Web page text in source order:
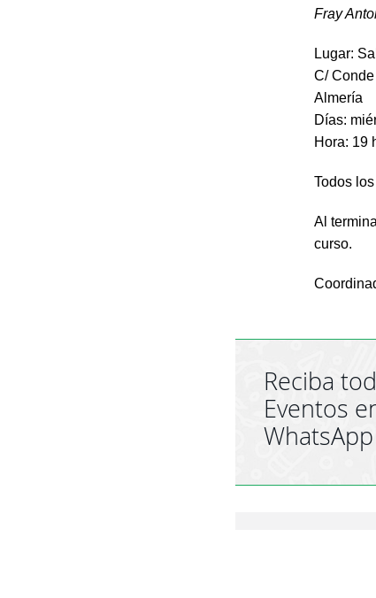
Fray
Lugar:
C/
Almería
Días:
Hora: 19
Todos
Al
curso.
Reciba
Eventos
WhatsApp